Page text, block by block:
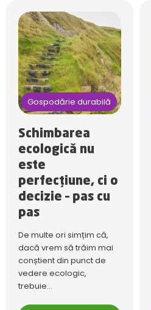
Gospodărie durabilă
Schimbarea
ecologică nu
este
perfecțiune, ci o
decizie – pas cu
pas
De multe ori simțim că,
dacă vrem să trăim mai
conștient din punct de
vedere ecologic,
trebuie...